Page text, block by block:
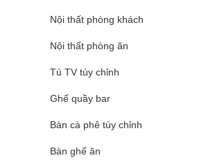
Nội thất phòng khách
Nội thất phòng ăn
Tủ TV tùy chỉnh
Ghế quầy bar
Bàn cà phê tùy chỉnh
Bàn ghế ăn